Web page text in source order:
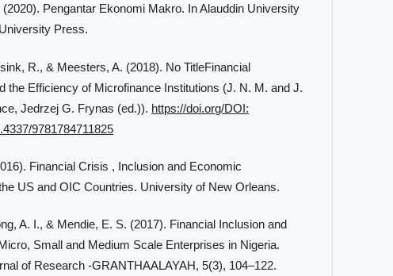
(2020). Pengantar Ekonomi Makro. In Alauddin University
Press.
R., & Meesters, A. (2018). No TitleFinancial
the Efficiency of Microfinance Institutions (J. N. M. and J.
Jedrzej G. Frynas (ed.)). https://doi.org/DOI:
9781784711825
Financial Crisis , Inclusion and Economic
US and OIC Countries. University of New Orleans.
A. I., & Mendie, E. S. (2017). Financial Inclusion and
Small and Medium Scale Enterprises in Nigeria.
of Research -GRANTHAALAYAH, 5(3), 104–122.